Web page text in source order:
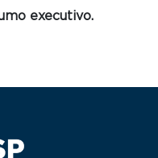
executivo.